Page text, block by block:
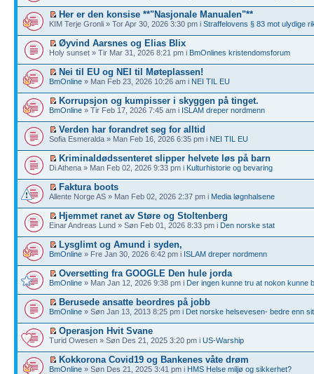
Her er den konsise **"Nasjonale Manualen"**
KIM Terje Gronli » Tor Apr 30, 2026 3:30 pm i Straffelovens § 83 mot ulydige
Øyvind Aarsnes og Elias Blix
Holy sunset » Tir Mar 31, 2026 8:21 pm i BmOnlines kristendomsforum
Nei til EU og NEI til Møteplassen!
BmOnline » Man Feb 23, 2026 10:26 am i NEI TIL EU
Korrupsjon og kumpisser i skyggen på tinget.
BmOnline » Tir Feb 17, 2026 7:45 am i ISLAM dreper nordmenn
Verden har forandret seg for alltid
Sofia Esmeralda » Man Feb 16, 2026 6:35 pm i NEI TIL EU
Kriminaldødssenteret slipper helvete løs på barn
Di Athena » Man Feb 02, 2026 9:33 pm i Kulturhistorie og bevaring
Faktura boots
Allente Norge AS » Man Feb 02, 2026 2:37 pm i Media løgnhalsene
Hjemmet ranet av Støre og Stoltenberg
Einar Andreas Lund » Søn Feb 01, 2026 8:33 pm i Den norske stat
Lysglimt og Amund i syden,
BmOnline » Fre Jan 30, 2026 6:42 pm i ISLAM dreper nordmenn
Oversetting fra GOOGLE Den hule jorda
BmOnline » Man Jan 12, 2026 9:38 pm i Der ingen kunne tru at nokon kunne
Berusede ansatte beordres på jobb
BmOnline » Søn Jan 13, 2013 8:25 pm i Det norske helsevesen- bedre enn
Operasjon Hvit Svane
Turid Owesen » Søn Des 21, 2025 3:20 pm i US-Warship
Kokkorona Covid19 og Bankenes våte drøm
BmOnline » Søn Des 21, 2025 3:41 pm i HMS Helse miljø og sikkerhet?